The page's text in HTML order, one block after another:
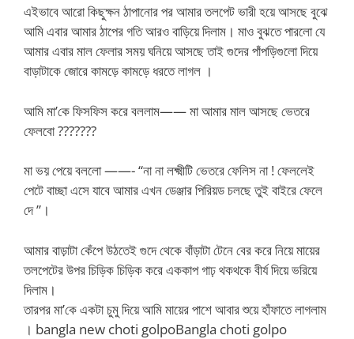
এইভাবে আরো কিছুক্ষন ঠাপানোর পর আমার তলপেট ভারী হয়ে আসছে বুঝে
আমি এবার আমার ঠাপের গতি আরও বাড়িয়ে দিলাম। মাও বুঝতে পারলো যে
আমার এবার মাল ফেলার সময় ঘনিয়ে আসছে তাই গুদের পাঁপড়িগুলো দিয়ে
বাড়াটাকে জোরে কামড়ে কামড়ে ধরতে লাগল ।
আমি মা’কে ফিসফিস করে বললাম—— মা আমার মাল আসছে ভেতরে
ফেলবো ???????
মা ভয় পেয়ে বললো ——- “না না লক্ষ্মীটি ভেতরে ফেলিস না ! ফেললেই
পেটে বাচ্ছা এসে যাবে আমার এখন ডেঞ্জার পিরিয়ড চলছে তুই বাইরে ফেলে
দে ”।
আমার বাড়াটা কেঁপে উঠতেই গুদে থেকে বাঁড়াটা টেনে বের করে নিয়ে মায়ের
তলপেটের উপর চিড়িক চিড়িক করে এককাপ গাঢ় থকথকে বীর্য দিয়ে ভরিয়ে
দিলাম।
তারপর মা’কে একটা চুমু দিয়ে আমি মায়ের পাশে আবার শুয়ে হাঁফাতে লাগলাম
। bangla new choti golpoBangla choti golpo